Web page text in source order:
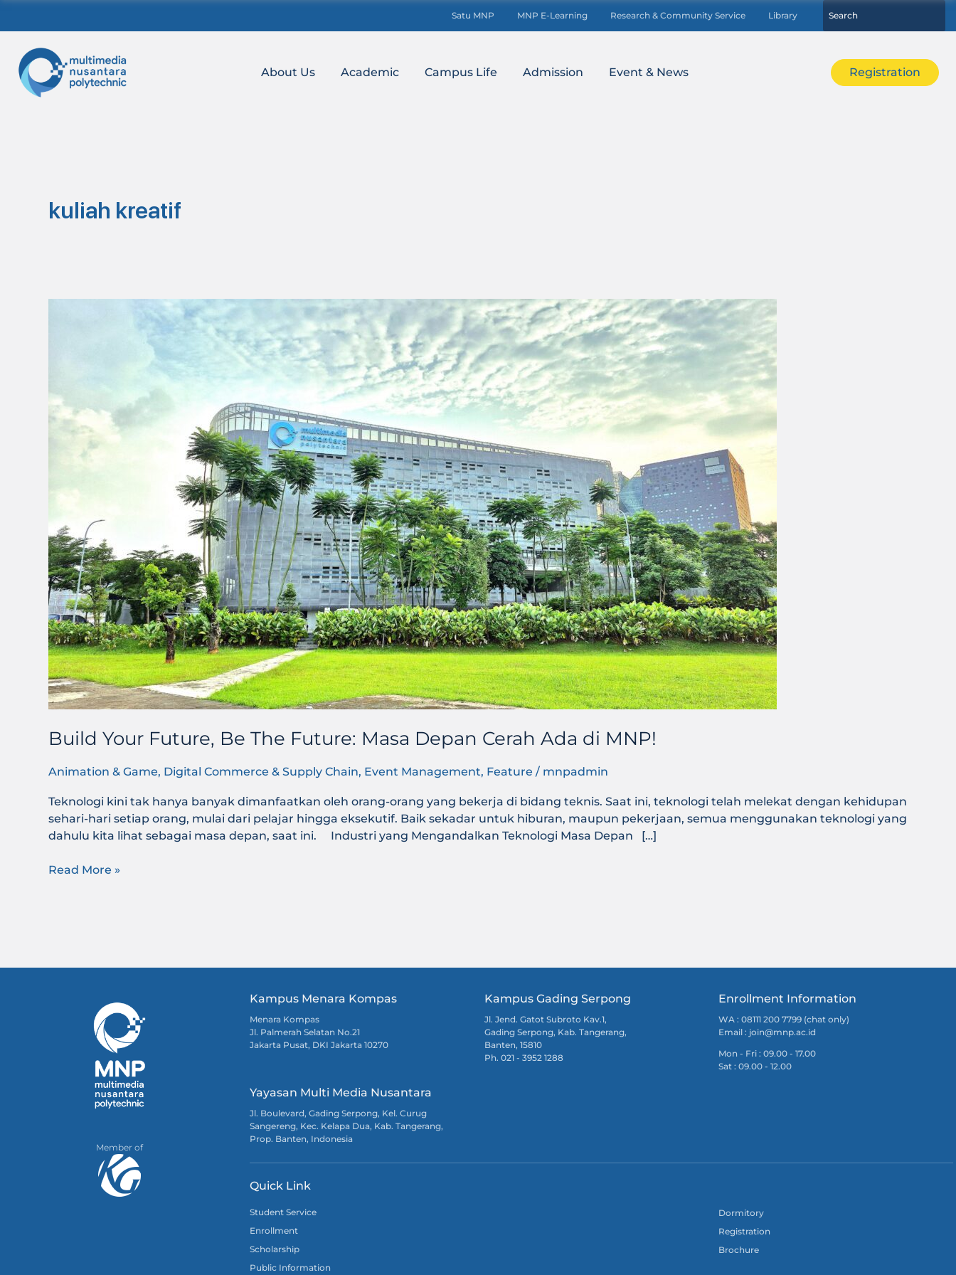
Satu MNP MNP E-Learning Research & Community Service Library
About Us Academic Campus Life Admission Event & News Registration
kuliah kreatif
Build Your Future, Be The Future: Masa Depan Cerah Ada di MNP!
Animation & Game, Digital Commerce & Supply Chain, Event Management, Feature / mnpadmin
Teknologi kini tak hanya banyak dimanfaatkan oleh orang-orang yang bekerja di bidang teknis. Saat ini, teknologi telah melekat dengan kehidupan
sehari-hari setiap orang, mulai dari pelajar hingga eksekutif. Baik sekadar untuk hiburan, maupun pekerjaan, semua menggunakan teknologi yang
dahulu kita lihat sebagai masa depan, saat ini. Industri yang Mengandalkan Teknologi Masa Depan […]
Masa
Depan
MNP!
Read More »
Member of
Kampus Menara Kompas
Menara Kompas
Jl. Palmerah Selatan No.21
Jakarta Pusat, DKI Jakarta 10270
Kampus Gading Serpong
Jl. Jend. Gatot Subroto Kav.1,
Gading Serpong, Kab. Tangerang,
Banten, 15810
Ph. 021 - 3952 1288
Enrollment Information
WA : 08111 200 7799 (chat only)
Email : join@mnp.ac.id
Mon - Fri : 09.00 - 17.00
Sat : 09.00 - 12.00
Yayasan Multi Media Nusantara
Jl. Boulevard, Gading Serpong, Kel. Curug
Sangereng, Kec. Kelapa Dua, Kab. Tangerang,
Prop. Banten, Indonesia
Quick Link
Student Service
Enrollment
Scholarship
Public Information
Dormitory
Registration
Brochure